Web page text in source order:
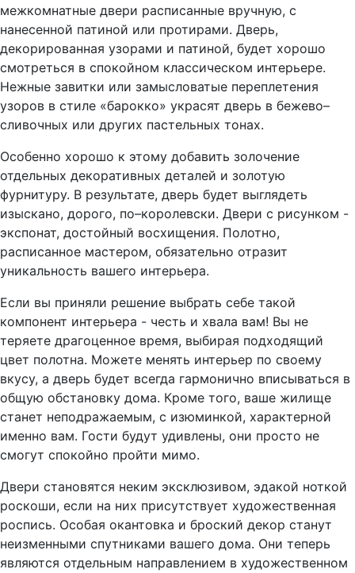
межкомнатные двери расписанные вручную, с
нанесенной патиной или протирами. Дверь,
декорированная узорами и патиной, будет хорошо
смотреться в спокойном классическом интерьере.
Нежные завитки или замысловатые переплетения
узоров в стиле «барокко» украсят дверь в бежево–
сливочных или других пастельных тонах.
Особенно хорошо к этому добавить золочение
отдельных декоративных деталей и золотую
фурнитуру. В результате, дверь будет выглядеть
изыскано, дорого, по–королевски. Двери с рисунком -
экспонат, достойный восхищения. Полотно,
расписанное мастером, обязательно отразит
уникальность вашего интерьера.
Если вы приняли решение выбрать себе такой
компонент интерьера - честь и хвала вам! Вы не
теряете драгоценное время, выбирая подходящий
цвет полотна. Можете менять интерьер по своему
вкусу, а дверь будет всегда гармонично вписываться в
общую обстановку дома. Кроме того, ваше жилище
станет неподражаемым, с изюминкой, характерной
именно вам. Гости будут удивлены, они просто не
смогут спокойно пройти мимо.
Двери становятся неким эксклюзивом, эдакой ноткой
роскоши, если на них присутствует художественная
роспись. Особая окантовка и броский декор станут
неизменными спутниками вашего дома. Они теперь
являются отдельным направлением в художественном